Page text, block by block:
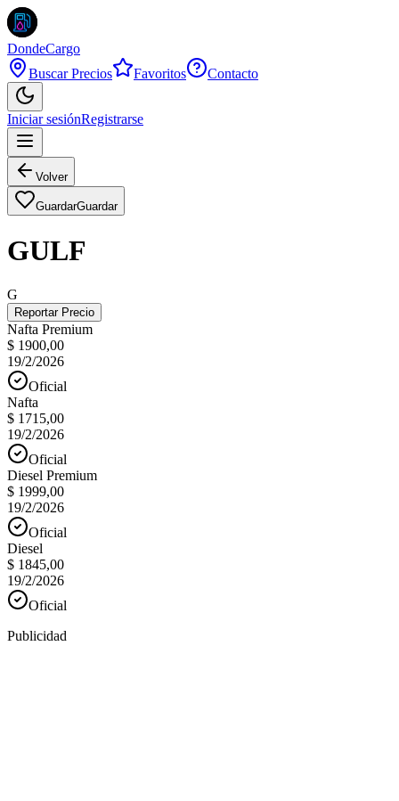
DondeCargo
Buscar Precios
Favoritos Contacto
Iniciar sesiónRegistrarse
Volver
GuardarGuardar
GULF
G
Reportar Precio
Nafta Premium
$ 1900,00
19/2/2026
Oficial
Nafta
$ 1715,00
19/2/2026
Oficial
Diesel Premium
$ 1999,00
19/2/2026
Oficial
Diesel
$ 1845,00
19/2/2026
Oficial
Publicidad